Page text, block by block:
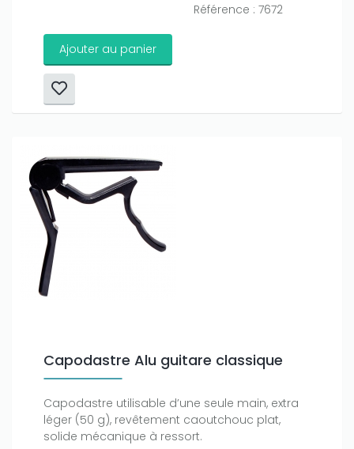
Référence : 7672
Ajouter au panier
Capodastre Alu guitare classique
Capodastre utilisable d’une seule main, extra
léger (50 g), revêtement caoutchouc plat,
solide mécanique à ressort.